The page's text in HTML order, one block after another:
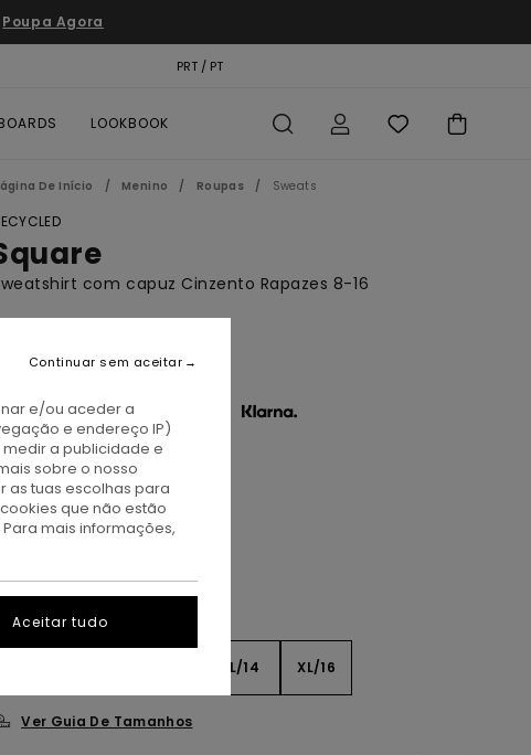
Poupa Agora
PRT / PT
LOOKBOOK
De Início Menino Roupas Sweats
com capuz Cinzento Rapazes 8-16
€ 55,00
3 x € 18,33 sem juros com a
Mid Grey Heather
L/14 XL/16
Ver Guia De Tamanhos
e/ou aceder a
e endereço IP)
a publicidade e
sobre o nosso
as tuas escolhas para
que não estão
mais informações,
Continuar sem aceitar
Aceitar tudo